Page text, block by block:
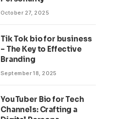
October 27, 2025
Tik Tok bio for business
– The Key to Effective
Branding
September 18, 2025
YouTuber Bio for Tech
Channels: Crafting a